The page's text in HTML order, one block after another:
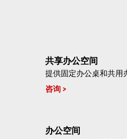
共享办公空间
提供固定办公桌和共用
咨询
办公空间